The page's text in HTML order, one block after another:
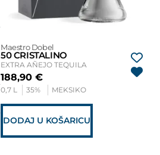
Maestro Dobel
50 CRISTALINO
EXTRA AÑEJO TEQUILA
188,90 €
0,7 L 35% MEKSIKO
DODAJ U KOŠARICU